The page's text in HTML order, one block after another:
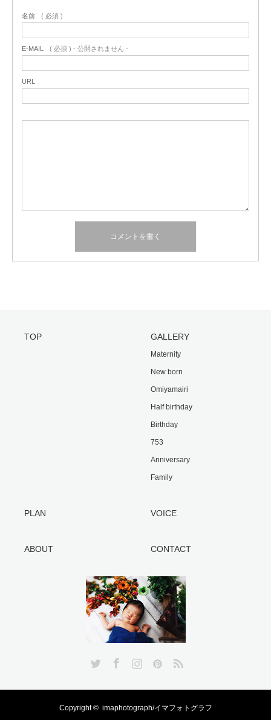
名前 ( 必須 )
E-MAIL ( 必須 ) - 公開されません -
URL
TOP GALLERY
Maternity
New born
Omiyamairi
Half birthday
Birthday
753
Anniversary
Family
PLAN VOICE
ABOUT CONTACT
RSS
Copyright © imaphotograph/イマフォトグラフ